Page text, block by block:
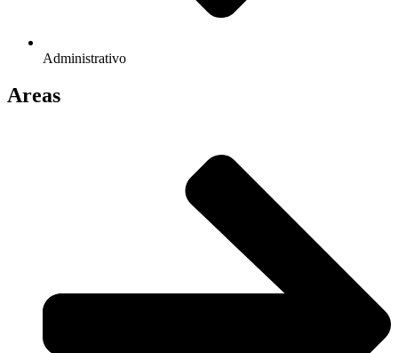
Administrativo
Areas